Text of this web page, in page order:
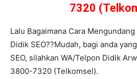
7320
Lalu Bagaimana Cara
Didik SEO??Mudah, bagi anda
SEO, silahkan WA/Telpon Didik
3800-7320 (Telkomsel).